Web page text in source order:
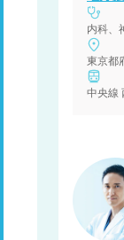
内科、
東京都
中央線